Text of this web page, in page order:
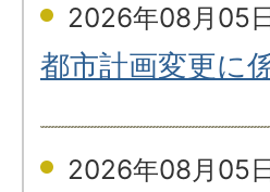
2026年08月05
都市計画変更に
2026年08月05